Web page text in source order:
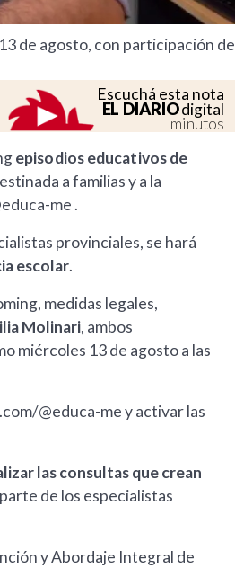
de agosto, con participación de
Escuchá esta nota
EL DIARIOdigital
minutos
episodios educativos de
a familias y a la
me .
provinciales, se hará
escolar.
medidas legales,
Molinari, ambos
miércoles 13 de agosto a las
@educa-me y activar las
las consultas que crean
de los especialistas
y Abordaje Integral de